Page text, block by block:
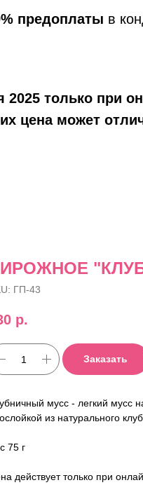
предоплаты в
только при
цена может
ГП-43
р.
Заказать
мусс - легкий мусс
из натурального
75 г
действует только при